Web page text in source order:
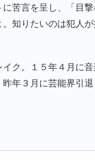
苦言を呈し、「目
知りたいのは犯人
ク。１５年４月に
年３月に芸能界引